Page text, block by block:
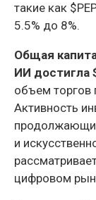
такие как
5.5% до 8%.
Общая
ИИ достигла
объем торгов
Активность
и
цифровом